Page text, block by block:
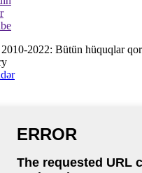
2022: Bütün hüquqlar